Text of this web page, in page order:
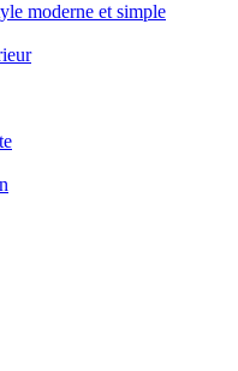
moderne et simple